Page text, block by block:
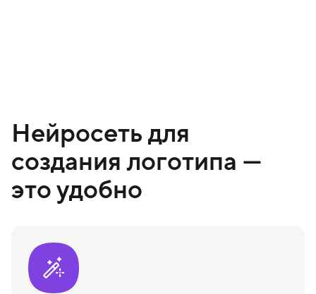
Нейросеть для
создания логотипа —
это удобно